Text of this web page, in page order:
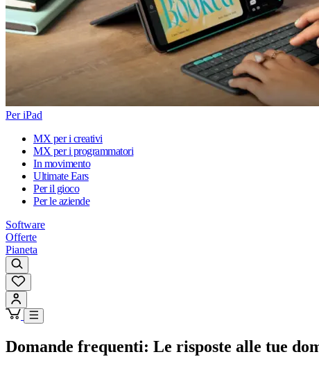
Per iPad
MX per i creativi
MX per i programmatori
In movimento
Ultimate Ears
Per il gioco
Per le aziende
Software
Offerte
Pianeta
Domande frequenti: Le risposte alle tue